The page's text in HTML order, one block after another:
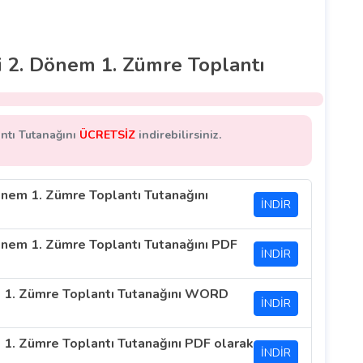
Dönem 1. Zümre Toplantı
Tutanağını ÜCRETSİZ indirebilirsiniz.
1. Zümre Toplantı Tutanağını
İNDİR
1. Zümre Toplantı Tutanağını PDF
İNDİR
Zümre Toplantı Tutanağını WORD
İNDİR
Zümre Toplantı Tutanağını PDF olarak İNDİR